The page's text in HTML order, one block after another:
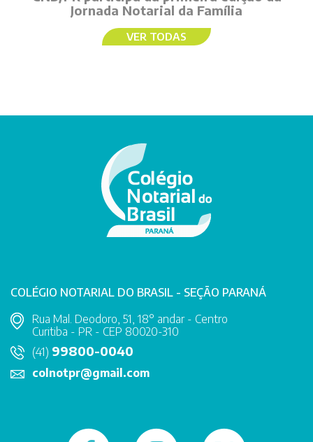
Jornada Notarial da Família
VER TODAS
COLÉGIO NOTARIAL DO BRASIL - SEÇÃO PARANÁ
Rua Mal. Deodoro, 51, 18° andar - Centro
Curitiba - PR - CEP 80020-310
(41) 99800-0040
colnotpr@gmail.com